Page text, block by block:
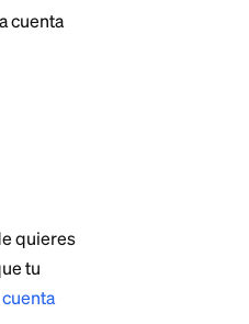
a tu correo o teléfono.
electrónico?" en la página
puede enviarte tu
a tu correo
asegúrate de poder